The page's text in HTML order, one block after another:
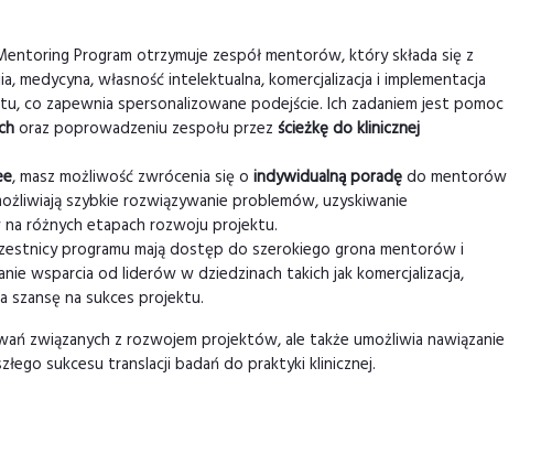
Program otrzymuje zespół mentorów, który składa się z
medycyna, własność intelektualna, komercjalizacja i implementacja
zapewnia spersonalizowane podejście. Ich zadaniem jest pomoc
oraz poprowadzeniu zespołu przez ścieżkę do klinicznej
, masz możliwość zwrócenia się o indywidualną poradędo mentorów
szybkie rozwiązywanie problemów, uzyskiwanie
różnych etapach rozwoju projektu.
programu mają dostęp do szerokiego grona mentorów i
wsparcia od liderów w dziedzinach takich jak komercjalizacja,
szansę na sukces projektu.
związanych z rozwojem projektów, ale także umożliwia nawiązanie
sukcesu translacji badań do praktyki klinicznej.